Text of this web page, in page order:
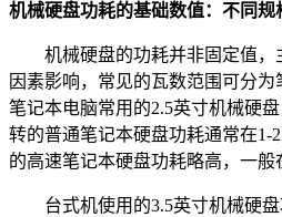
机械硬盘功耗的基础数值：不同规
机械硬盘的功耗并非固定值
因素影响，常见的瓦数范围可分
笔记本电脑常用的2.5英寸机械硬
转的普通笔记本硬盘功耗通常在1-
的高速笔记本硬盘功耗略高，一般
台式机使用的3.5英寸机械硬